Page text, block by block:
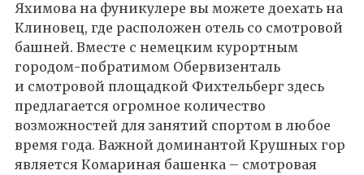
Яхимова на фуникулере вы можете доехать на
Клиновец, где расположен отель со смотровой
башней. Вместе с немецким курортным
городом-побратимом Обервизенталь
и смотровой площадкой Фихтельберг здесь
предлагается огромное количество
возможностей для занятий спортом в любое
время года. Важной доминантой Крушных гор
является Комариная башенка – смотровая